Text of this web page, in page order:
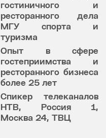
гостиничного и
ресторанного дела
МГУ спорта и
туризма
Опыт в сфере
гостеприимства и
ресторанного бизнеса
более 25 лет
Спикер телеканалов
НТВ, Россия 1,
Москва 24, ТВЦ